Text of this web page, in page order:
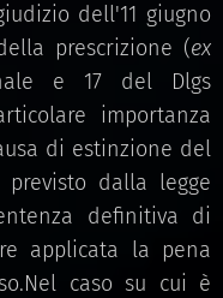
dell'11 giugno
prescrizione (ex
e 17 del Dlgs
importanza
di estinzione del
previsto dalla legge
definitiva di
applicata la pena
caso su cui è